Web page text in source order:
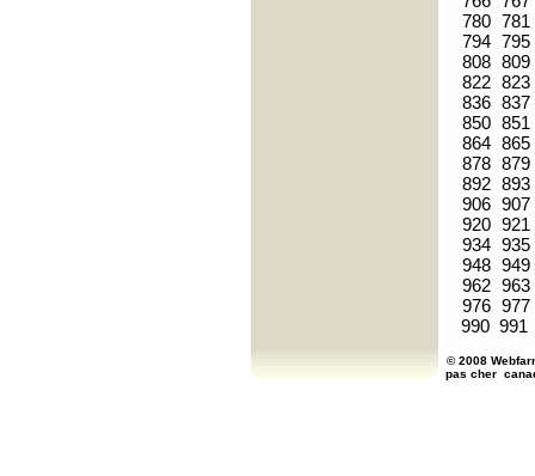
780 781
794 795
808 809
822 823
836 837
850 851
864 865
878 879
892 893
906 907
920 921
934 935
948 949
962 963
976 977
990 991
© 2008
pas cher